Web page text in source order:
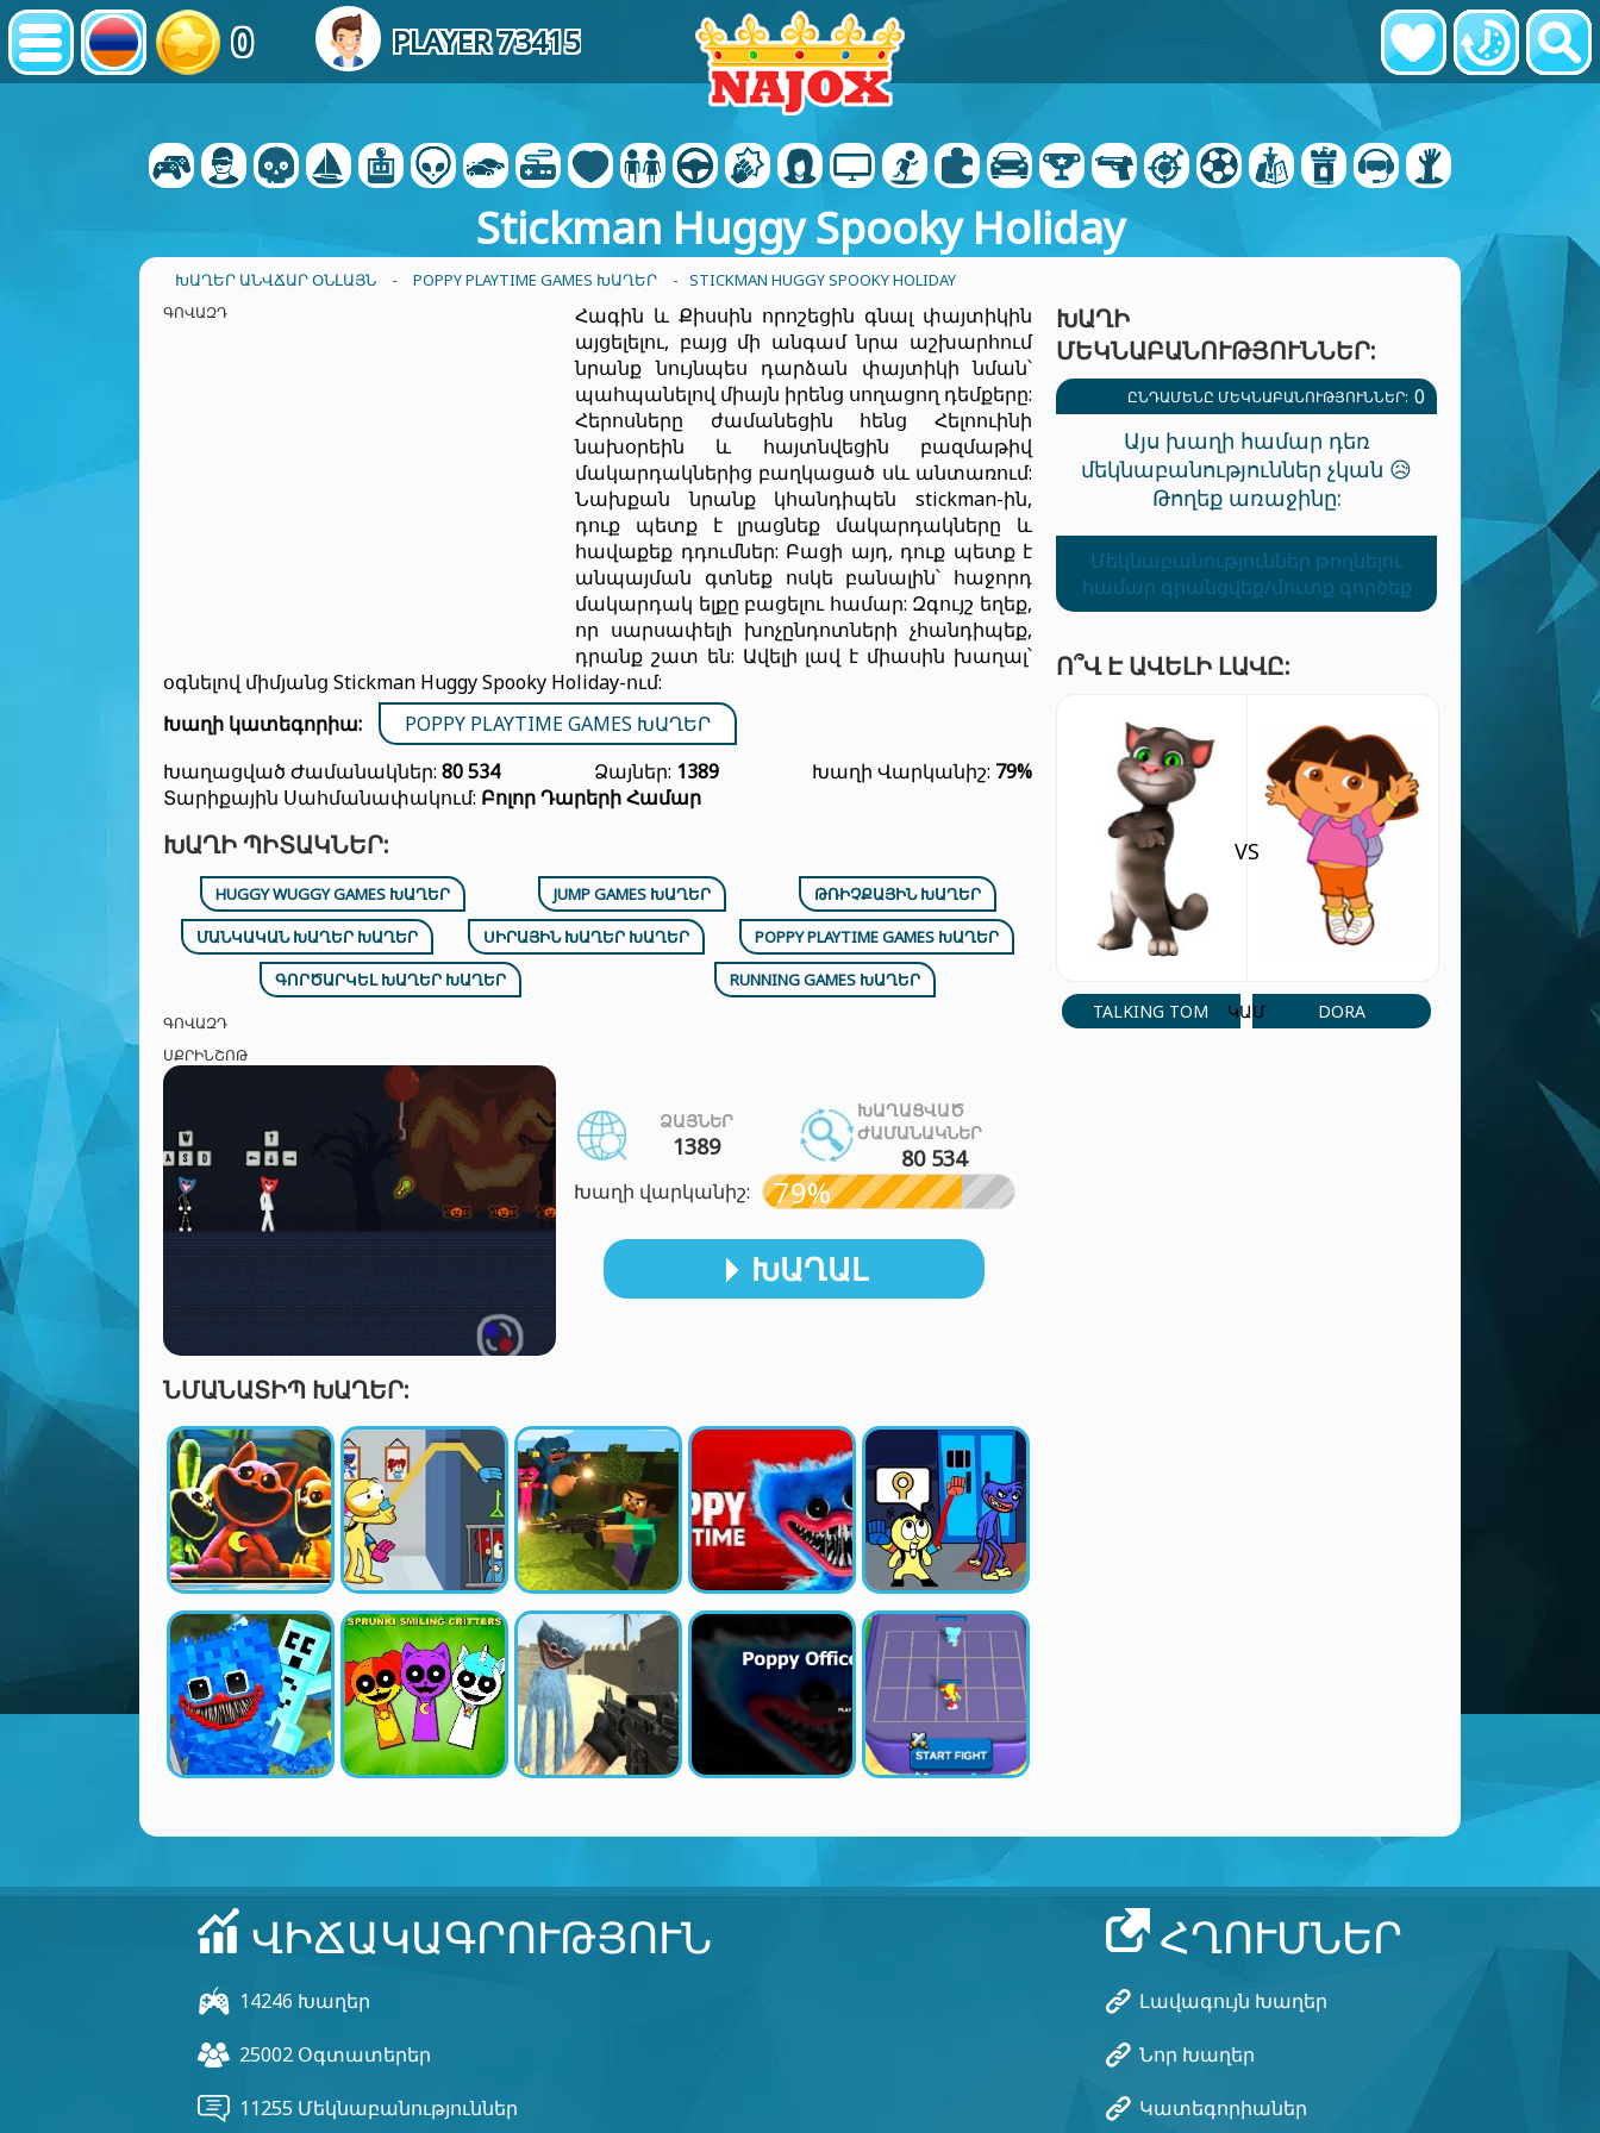
0 PLAYER 73415
Stickman Huggy Spooky Holiday
ԽԱՂԵՐ ԱՆՎՃԱՐ ՕՆԼԱՅՆ - POPPY PLAYTIME GAMES ԽԱՂԵՐ - STICKMAN HUGGY SPOOKY HOLIDAY
ԳՈՎԱԶԴ
Հագին և Քիսսին որոշեցին գնալ փայտիկին
այցելելու, բայց մի անգամ նրա աշխարհում
նրանք նույնպես դարձան փայտիկի նման՝
պահպանելով միայն իրենց սողացող դեմքերը:
Հերոսները ժամանեցին հենց Հելոուինի
նախօրեին և հայտնվեցին բազմաթիվ
մակարդակներից բաղկացած սև անտառում:
Նախքան նրանք կհանդիպեն stickman-ին,
դուք պետք է լրացնեք մակարդակները և
հավաքեք դդումներ: Բացի այդ, դուք պետք է
անպայման գտնեք ոսկե բանալին՝ հաջորդ
մակարդակ ելքը բացելու համար: Զգույշ եղեք,
որ սարսափելի խոչընդոտների չհանդիպեք,
դրանք շատ են: Ավելի լավ է միասին խաղալ՝
օգնելով միմյանց Stickman Huggy Spooky Holiday-ում:
Խաղի կատեգորիա:
POPPY PLAYTIME GAMES ԽԱՂԵՐ
Խաղացված Ժամանակներ: 80 534 Ձայներ: 1389 Խաղի Վարկանիշ: 79%
Տարիքային Սահմանափակում: Բոլոր Դարերի Համար
ԽԱՂԻ ՊԻՏԱԿՆԵՐ:
HUGGY WUGGY GAMES ԽԱՂԵՐ JUMP GAMES ԽԱՂԵՐ
ԹՌԻՉՔԱՅԻՆ ԽԱՂԵՐ
ՄԱՆԿԱԿԱՆ ԽԱՂԵՐ ԽԱՂԵՐ
ՍԻՐԱՅԻՆ ԽԱՂԵՐ ԽԱՂԵՐ
POPPY PLAYTIME GAMES ԽԱՂԵՐ
ԳՈՐԾԱՐԿԵԼ ԽԱՂԵՐ ԽԱՂԵՐ
RUNNING GAMES ԽԱՂԵՐ
ԳՈՎԱԶԴ
ՍՔՐԻՆՇՈԹ
ՁԱՅՆԵՐ
1389
ԽԱՂԱՑՎԱԾ
ԺԱՄԱՆԱԿՆԵՐ
80 534
Խաղի վարկանիշ: 79%
ԽԱՂԱԼ
ՆՄԱՆԱՏԻՊ ԽԱՂԵՐ:
ԽԱՂԻ
ՄԵԿՆԱԲԱՆՈՒԹՅՈՒՆՆԵՐ:
ԸՆԴԱՄԵՆԸ ՄԵԿՆԱԲԱՆՈՒԹՅՈՒՆՆԵՐ: 0
Այս խաղի համար դեռ
մեկնաբանություններ չկան 😥
Թողեք առաջինը:
Մեկնաբանություններ թողնելու
համար գրանցվեք/մուտք գործեք
Ո՞Վ Է ԱՎԵԼԻ ԼԱՎԸ:
TALKING TOM
VS
ԿԱՄ DORA
ՎԻՃԱԿԱԳՐՈՒԹՅՈՒՆ
14246 Խաղեր
25002 Օգտատերեր
11255 Մեկնաբանություններ
ՀՂՈՒՄՆԵՐ
Լավագույն Խաղեր
Նոր Խաղեր
Կատեգորիաներ